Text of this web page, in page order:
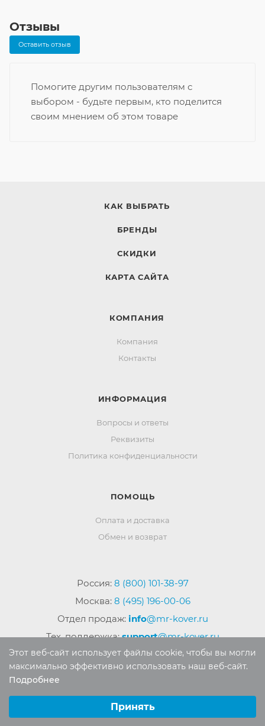
Отзывы
Оставить отзыв
Помогите другим пользователям с
выбором - будьте первым, кто поделится
своим мнением об этом товаре
КАК ВЫБРАТЬ
БРЕНДЫ
СКИДКИ
КАРТА САЙТА
КОМПАНИЯ
Компания
Контакты
ИНФОРМАЦИЯ
Вопросы и ответы
Реквизиты
Политика конфиденциальности
ПОМОЩЬ
Оплата и доставка
Обмен и возврат
Россия: 8 (800) 101-38-97
Москва: 8 (495) 196-00-06
Отдел продаж: info@mr-kover.ru
Тех. поддержка:support@mr-kover.ru
материалов сайта без письменного разрешения
Этот веб-сайт использует файлы cookie, чтобы вы могли
максимально эффективно использовать наш веб-сайт.
Подробнее
Аналитические/Функциональные
Принять